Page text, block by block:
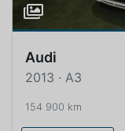
Audi
2013 · A3
154 900 km